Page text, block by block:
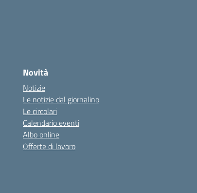
Novità
Notizie
Le notizie dal giornalino
Le circolari
Calendario eventi
Albo online
Offerte di lavoro